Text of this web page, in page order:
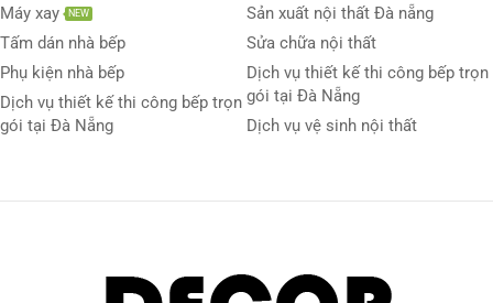
Máy xay NEW
Tấm dán nhà bếp
Phụ kiện nhà bếp
Dịch vụ thiết kế thi công bếp trọn
gói tại Đà Nẵng
Sản xuất nội thất Đà nẵng
Sửa chữa nội thất
Dịch vụ thiết kế thi công bếp trọn
gói tại Đà Nẵng
Dịch vụ vệ sinh nội thất